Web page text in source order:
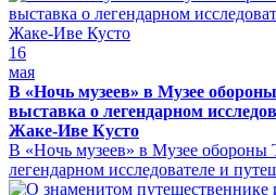
16
мая
В «Ночь музеев» в Музее
выставка о легендарном
Жаке-Иве Кусто
В «Ночь музеев» в Музее обороны
легендарном исследователе и